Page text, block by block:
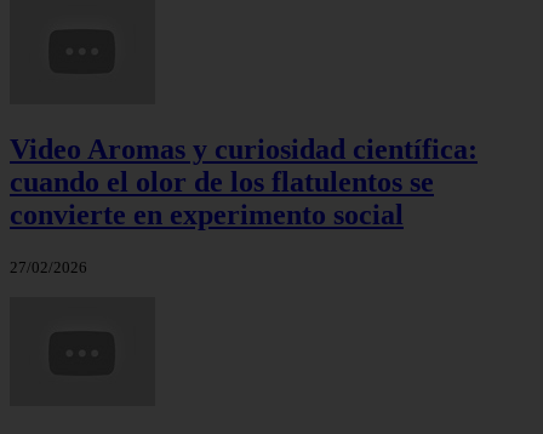
Video Aromas y curiosidad científica:
cuando el olor de los flatulentos se
convierte en experimento social
27/02/2026